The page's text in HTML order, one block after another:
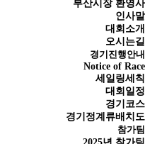
부산시장 환영사
인사말
대회소개
오시는길
경기진행안내
Notice of Race
세일링세칙
대회일정
경기코스
경기정계류배치도
참가팀